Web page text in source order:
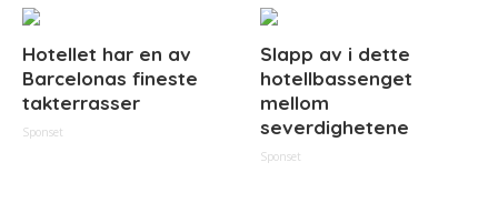
Hotellet har en av
Barcelonas fineste
takterrasser
Sponset
Slapp av i dette
hotellbassenget
mellom
severdighetene
Sponset